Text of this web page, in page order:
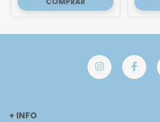
+ INFO